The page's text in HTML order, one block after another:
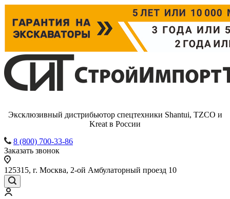
Эксклюзивный дистрибьютор спецтехники Shantui, TZCO и
Kreat в России
8 (800) 700-33-86
Заказать звонок
125315, г. Москва, 2-ой Амбулаторный проезд 10